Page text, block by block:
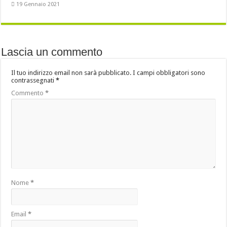
19 Gennaio 2021
Lascia un commento
Il tuo indirizzo email non sarà pubblicato. I campi obbligatori sono
contrassegnati*
Commento*
Nome*
Email*